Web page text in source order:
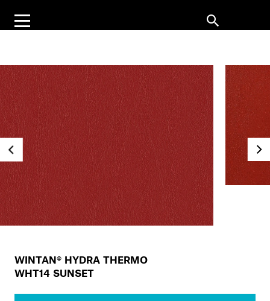
WINTAN® HYDRA THERMO
WHT14 SUNSET